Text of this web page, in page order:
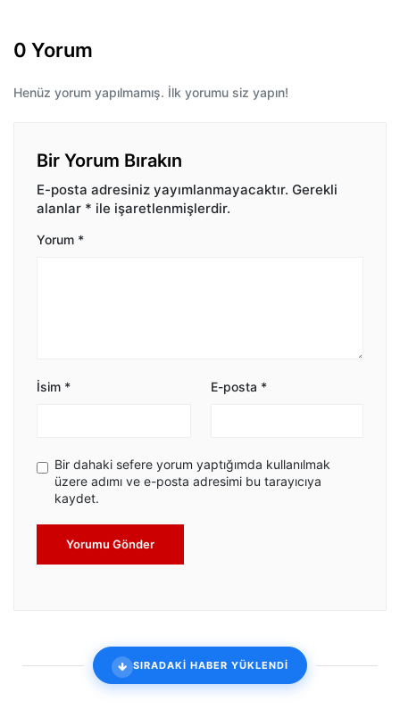
0 Yorum
Henüz yorum yapılmamış. İlk yorumu siz yapın!
Bir Yorum Bırakın
E-posta adresiniz yayımlanmayacaktır. Gerekli
alanlar * ile işaretlenmişlerdir.
Yorum *
İsim * E-posta *
Bir dahaki sefere yorum yaptığımda kullanılmak
üzere adımı ve e-posta adresimi bu tarayıcıya
kaydet.
Yorumu Gönder
SIRADAKİ HABER YÜKLENDİ